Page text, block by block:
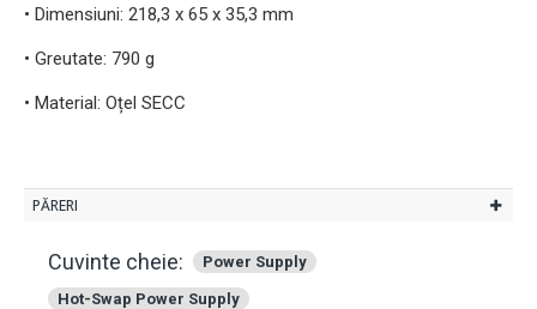
• Dimensiuni: 218,3 x 65 x 35,3 mm
• Greutate: 790 g
• Material: Oțel SECC
PĂRERI
Cuvinte cheie: Power Supply
Hot-Swap Power Supply